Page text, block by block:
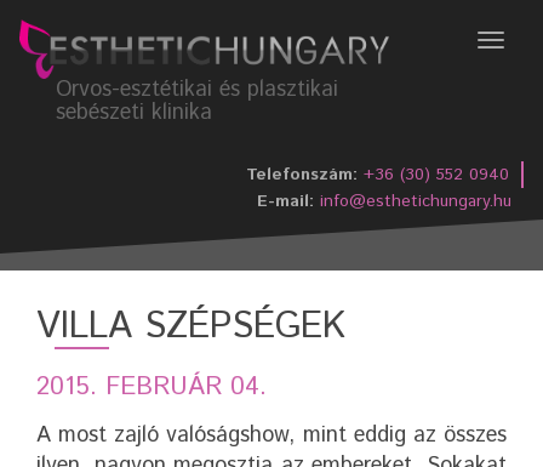
Menü
Orvos-esztétikai és plasztikai
sebészeti klinika
Telefonszám: +36 (30) 552 0940
E-mail: info@esthetichungary.hu
VILLA SZÉPSÉGEK
2015. FEBRUÁR 04.
A most zajló valóságshow, mint eddig az összes